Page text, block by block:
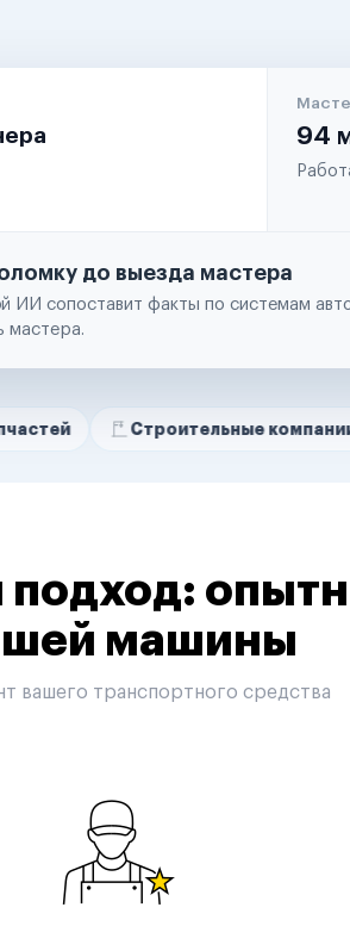
94
до выезда мастера
ИИ сопоставит факты по системам
мастера.
Строительные компании
машины
вашего транспортного средства